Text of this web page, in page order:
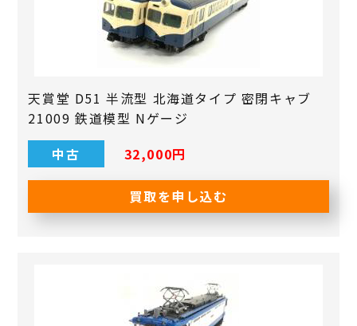
天賞堂 D51 半流型 北海道タイプ 密閉キャブ
21009 鉄道模型 Nゲージ
中古
32,000円
買取を申し込む